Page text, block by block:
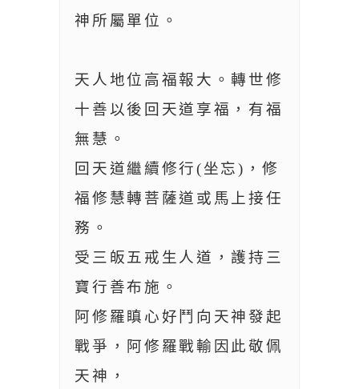
神所屬單位。
天人地位高福報大。轉世修
十善以後回天道享福，有福
無慧。
回天道繼續修行(坐忘)，修
福修慧轉菩薩道或馬上接任
務。
受三皈五戒生人道，護持三
寶行善布施。
阿修羅瞋心好鬥向天神發起
戰爭，阿修羅戰輸因此敬佩
天神，